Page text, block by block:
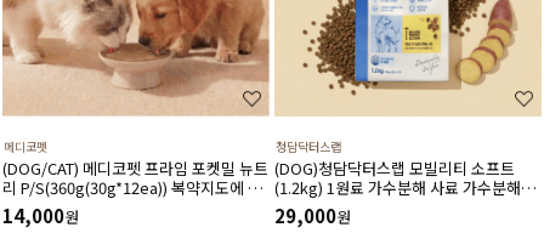
메디코펫
(DOG/CAT) 메디코펫 프라임 포켓밀 뉴트
리 P/S(360g(30g*12ea)) 복약지도에 도
움주는 가수분해 오리 처방캔
14,000원
청담닥터스랩
(DOG)청담닥터스랩 모빌리티 소프트
(1.2kg) 1원료 가수분해 사료 가수분해오
리 관절건강 장건강 긴장완화 부드러운식
감
29,000원